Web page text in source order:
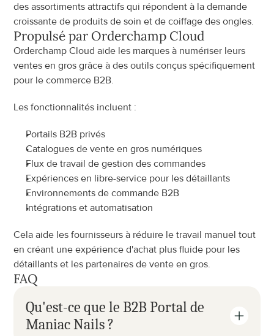
des assortiments attractifs qui répondent à la demande
croissante de produits de soin et de coiffage des ongles.
Propulsé par Orderchamp Cloud
Orderchamp Cloud aide les marques à numériser leurs
ventes en gros grâce à des outils conçus spécifiquement
pour le commerce B2B.
Les fonctionnalités incluent :
Portails B2B privés
Catalogues de vente en gros numériques
Flux de travail de gestion des commandes
Expériences en libre-service pour les détaillants
Environnements de commande B2B
Intégrations et automatisation
Cela aide les fournisseurs à réduire le travail manuel tout
en créant une expérience d'achat plus fluide pour les
détaillants et les partenaires de vente en gros.
FAQ
Qu'est-ce que le B2B Portal de
Maniac Nails ?